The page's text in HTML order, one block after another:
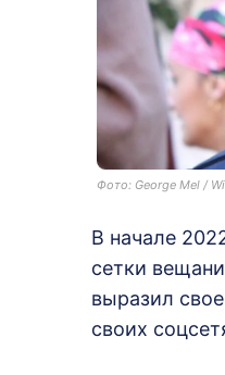
Фото: George Mel /
В начале
сетки
выразил
своих